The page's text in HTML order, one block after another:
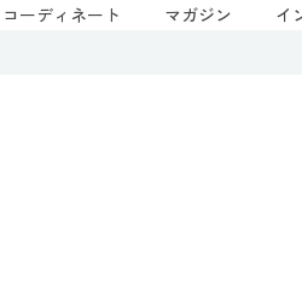
コーディネート マガジン イ